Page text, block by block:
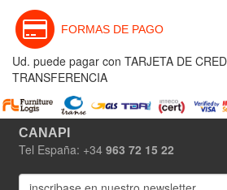
FORMAS DE PAGO
Ud. puede pagar con TARJETA DE
TRANSFERENCIA
CANAPI
Tel España: +34 963 72 15 22